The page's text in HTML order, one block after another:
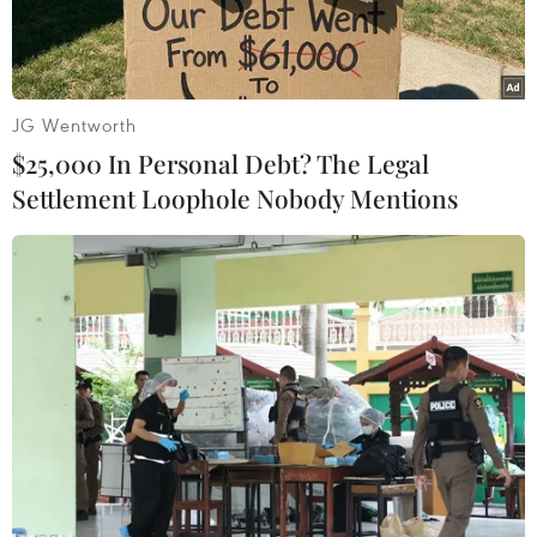
Các y bác sỹ Trung tâm kiểm soát bệnh tật Thành phố Hồ Chí
Minh và quận 7 thực hiện xét nghiệm sàng lọc COVID-19 ngẫu
nhiên. (Ảnh: Thanh Vũ/TTXVN)
Ngày 20/9, Ủy ban Nhân dân Thành phố Hồ chí
Minh có văn bản khẩn về việc tiếp tục triển
khai lấy mẫu xét nghiệm tại địa bàn dân cư từ
JG Wentworth
$25,000 In Personal Debt? The Legal
Settlement Loophole Nobody Mentions